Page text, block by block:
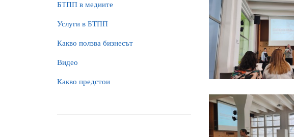
БTПП в медиите
Услуги в БТПП
Какво ползва бизнесът
Видео
Какво предстои